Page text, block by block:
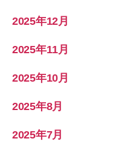
2025年12月
2025年11月
2025年10月
2025年8月
2025年7月